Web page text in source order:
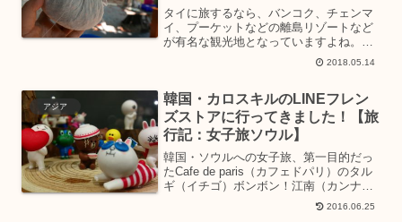
新たなタイの魅力に出会う旅】
タイに旅するなら、バンコク、チェンマ
イ、プーケットなどの離島リゾートなど
が有名な観光地となっていますよね。今
回、私が旅してきたタイ北部のプレー県
＆ナーン県には、まだまだ知られていな
レー県＆ナーン県を中心に...
2018.05.14
アジア
韓国・カロスキルのLINEフレン
ズストアに行ってきました！【旅
行記：女子旅ソウル】
韓国・ソウルへの女子旅、第一目的だっ
たCafe de paris（カフェドパリ）のタル
ギ（イチゴ）ボンボン！江南（カンナ
ム）のおしゃれエリア、カロスキルにあ
るCafe de parisへ向かっている途中に偶
2016.06.25